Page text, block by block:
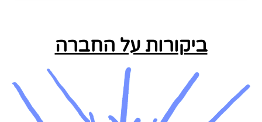
ביקורות על החברה